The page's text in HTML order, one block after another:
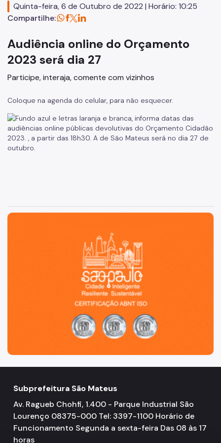
SP Mais Fácil
Cata-Bagulho
Termo de Cooperação
Quinta-feira, 6 de Outubro de 2022 | Horário: 10:25
Compartilhe:
Audiência online do Orçamento
2023 será dia 27
Participe, interaja, comente com vizinhos
Coloque na agenda do celular, para não esquecer.
São Paulo, cidade inteligente, resiliente e sustentável
Subprefeitura São Mateus
Av. Ragueb Chohfi, 1.400 - Parque Industrial São
Lourenço 08375-000 Tel: 3397-1100 Horário de
Funcionamento Segunda a sexta-feira Das 08 às 17
horas